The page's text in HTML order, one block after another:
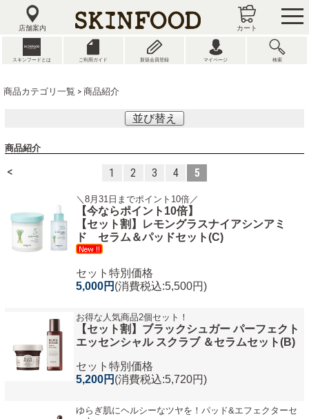
店舗案内 カート
スキンフードとは ご利用ガイド 新規会員登録 マイページ 検索
商品カテゴリ一覧 > 商品紹介
並び替え
商品紹介
< 1 2 3 4 5
＼8月31日までポイント10倍／
【今ならポイント10倍】
【セット割】レモングラスナイアシンアミ
ド セラム＆パッドセット(C)
セット特別価格
5,000円 (消費税込:5,500円)
お得な人気商品2個セット！
【セット割】ブラックシュガー パーフェクト
エッセンシャル スクラブ ＆セラムセット(B)
セット特別価格
5,200円 (消費税込:5,720円)
ゆらぎ肌にヘルシーなツヤを！パッド&エフェクターセ